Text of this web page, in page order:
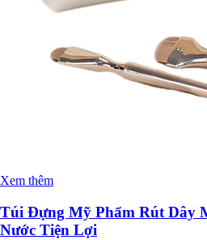
Xem thêm
Túi Đựng Mỹ Phẩm Rút Dây
Nước Tiện Lợi